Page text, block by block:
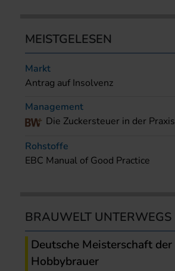
MEISTGELESEN
Markt
Antrag auf Insolvenz
Management
Die Zuckersteuer in der Praxis
Rohstoffe
EBC Manual of Good Practice
BRAUWELT UNTERWEGS
Deutsche Meisterschaft der
Hobbybrauer